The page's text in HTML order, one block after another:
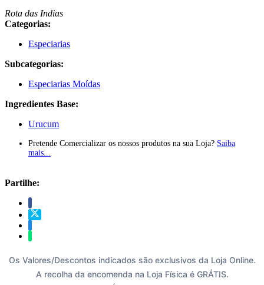
Rota das Indias
Categorias:
Especiarias
Subcategorias:
Especiarias Moídas
Ingredientes Base:
Urucum
Pretende Comercializar os nossos produtos na sua Loja? Saiba
mais...
Partilhe:
Os Valores/Descontos indicados são exclusivos da Loja Online.
A recolha da encomenda na Loja Física é GRÁTIS.